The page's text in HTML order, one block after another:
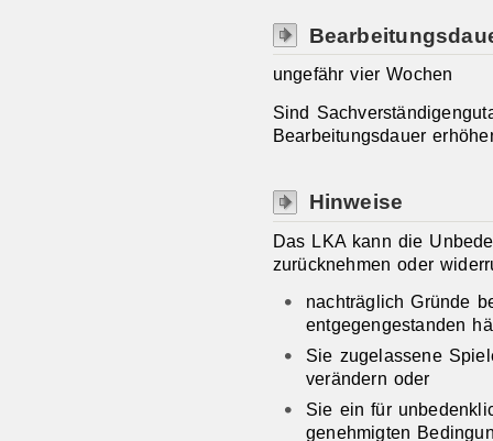
ungefähr vier Wochen
Sind
Bearbeitungsdauer
Hinweise
Das LKA kann die
zurücknehmen oder
nachträglich Gründe
entgegengestanden
Sie zugelassene
verändern oder
Sie ein für
genehmigten